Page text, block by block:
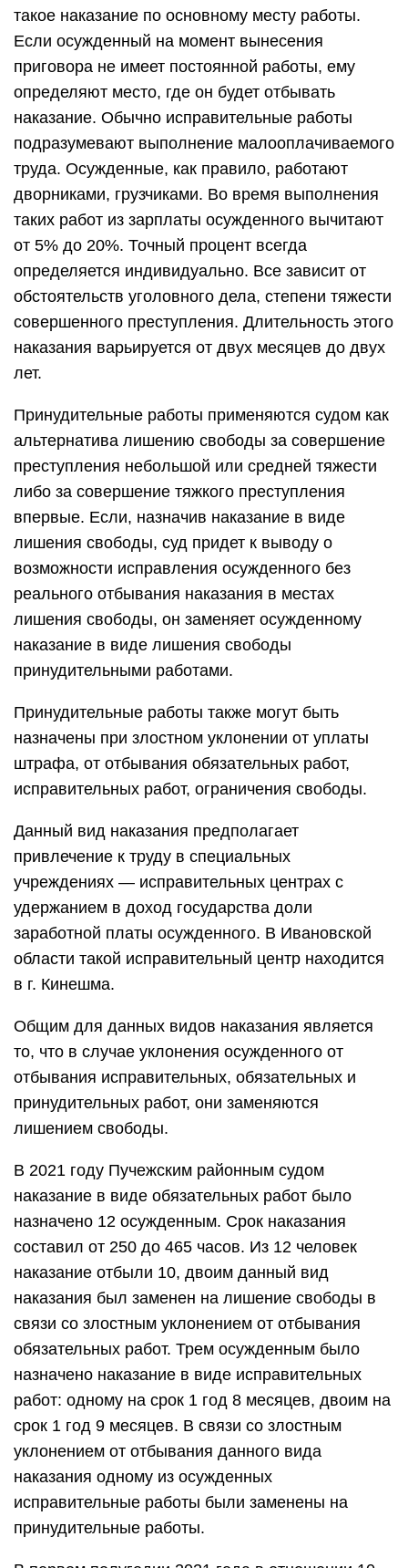
такое наказание по основному месту работы.
Если осужденный на момент вынесения
приговора не имеет постоянной работы, ему
определяют место, где он будет отбывать
наказание. Обычно исправительные работы
подразумевают выполнение малооплачиваемого
труда. Осужденные, как правило, работают
дворниками, грузчиками. Во время выполнения
таких работ из зарплаты осужденного вычитают
от 5% до 20%. Точный процент всегда
определяется индивидуально. Все зависит от
обстоятельств уголовного дела, степени тяжести
совершенного преступления. Длительность этого
наказания варьируется от двух месяцев до двух
лет.
Принудительные работы применяются судом как
альтернатива лишению свободы за совершение
преступления небольшой или средней тяжести
либо за совершение тяжкого преступления
впервые. Если, назначив наказание в виде
лишения свободы, суд придет к выводу о
возможности исправления осужденного без
реального отбывания наказания в местах
лишения свободы, он заменяет осужденному
наказание в виде лишения свободы
принудительными работами.
Принудительные работы также могут быть
назначены при злостном уклонении от уплаты
штрафа, от отбывания обязательных работ,
исправительных работ, ограничения свободы.
Данный вид наказания предполагает
привлечение к труду в специальных
учреждениях — исправительных центрах с
удержанием в доход государства доли
заработной платы осужденного. В Ивановской
области такой исправительный центр находится
в г. Кинешма.
Общим для данных видов наказания является
то, что в случае уклонения осужденного от
отбывания исправительных, обязательных и
принудительных работ, они заменяются
лишением свободы.
В 2021 году Пучежским районным судом
наказание в виде обязательных работ было
назначено 12 осужденным. Срок наказания
составил от 250 до 465 часов. Из 12 человек
наказание отбыли 10, двоим данный вид
наказания был заменен на лишение свободы в
связи со злостным уклонением от отбывания
обязательных работ. Трем осужденным было
назначено наказание в виде исправительных
работ: одному на срок 1 год 8 месяцев, двоим на
срок 1 год 9 месяцев. В связи со злостным
уклонением от отбывания данного вида
наказания одному из осужденных
исправительные работы были заменены на
принудительные работы.